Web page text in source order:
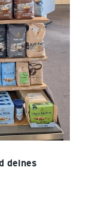
deines